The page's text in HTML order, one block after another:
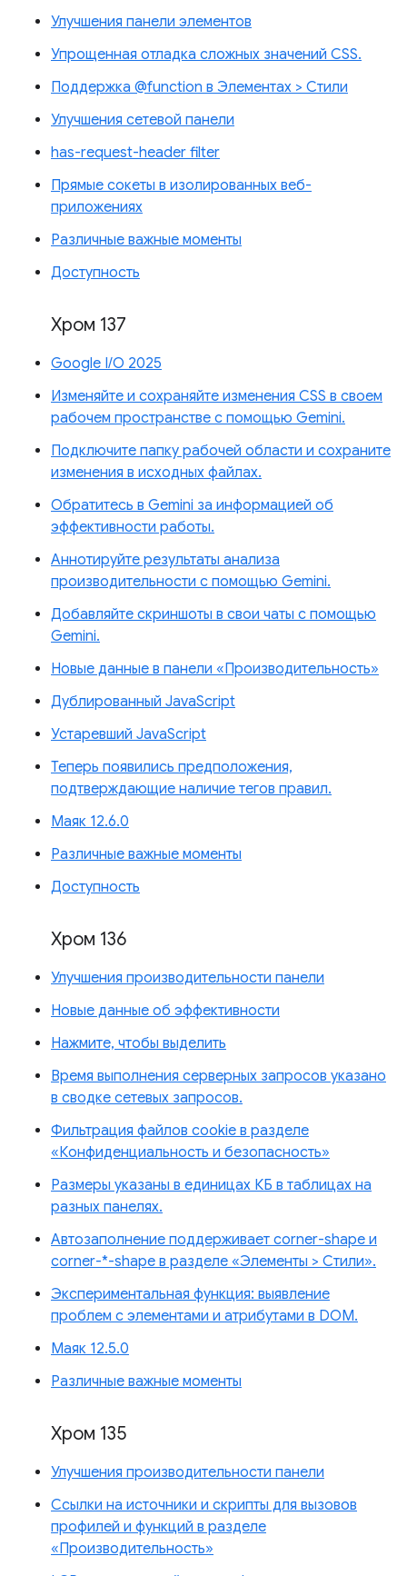
Улучшения панели элементов
Упрощенная отладка сложных значений CSS.
Поддержка @function в Элементах > Стили
Улучшения сетевой панели
has-request-header filter
Прямые сокеты в изолированных веб-
приложениях
Различные важные моменты
Доступность
Хром 137
Google I/O 2025
Изменяйте и сохраняйте изменения CSS в своем
рабочем пространстве с помощью Gemini.
Подключите папку рабочей области и сохраните
изменения в исходных файлах.
Обратитесь в Gemini за информацией об
эффективности работы.
Аннотируйте результаты анализа
производительности с помощью Gemini.
Добавляйте скриншоты в свои чаты с помощью
Gemini.
Новые данные в панели «Производительность»
Дублированный JavaScript
Устаревший JavaScript
Теперь появились предположения,
подтверждающие наличие тегов правил.
Маяк 12.6.0
Различные важные моменты
Доступность
Хром 136
Улучшения производительности панели
Новые данные об эффективности
Нажмите, чтобы выделить
Время выполнения серверных запросов указано
в сводке сетевых запросов.
Фильтрация файлов cookie в разделе
«Конфиденциальность и безопасность»
Размеры указаны в единицах КБ в таблицах на
разных панелях.
Автозаполнение поддерживает corner-shape и
corner-*-shape в разделе «Элементы > Стили».
Экспериментальная функция: выявление
проблем с элементами и атрибутами в DOM.
Маяк 12.5.0
Различные важные моменты
Хром 135
Улучшения производительности панели
Ссылки на источники и скрипты для вызовов
профилей и функций в разделе
«Производительность»